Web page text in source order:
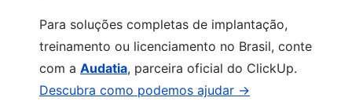
Para soluções completas de implantação,
treinamento ou licenciamento no Brasil, conte
com a Audatia, parceira oficial do ClickUp.
Descubra como podemos ajudar →